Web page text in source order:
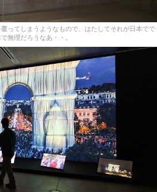
ってしまうようなもので、はたしてそれが日本でで
無理だろうなあ・・。